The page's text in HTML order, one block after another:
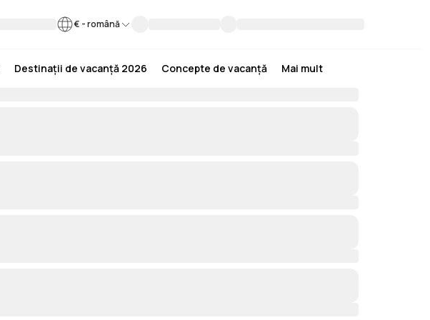
€ -română
Destinații de vacanță 2026 Concepte de vacanță Mai mult